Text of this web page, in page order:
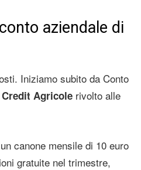
aziendale di
Iniziamo subito da Conto
Agricole rivolto alle
canone mensile di 10 euro
gratuite nel trimestre,